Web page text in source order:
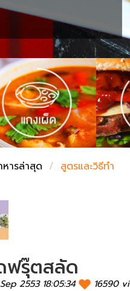
ดิบ
ารล่าสุด สูตรและวิธีทำ
ฟรุ๊ตสลัด
2553 18:05:34 16590